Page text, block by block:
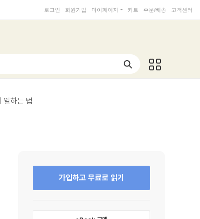
로그인 회원가입 마이페이지 카트 주문/배송 고객센터
일하는 법
가입하고 무료로 읽기